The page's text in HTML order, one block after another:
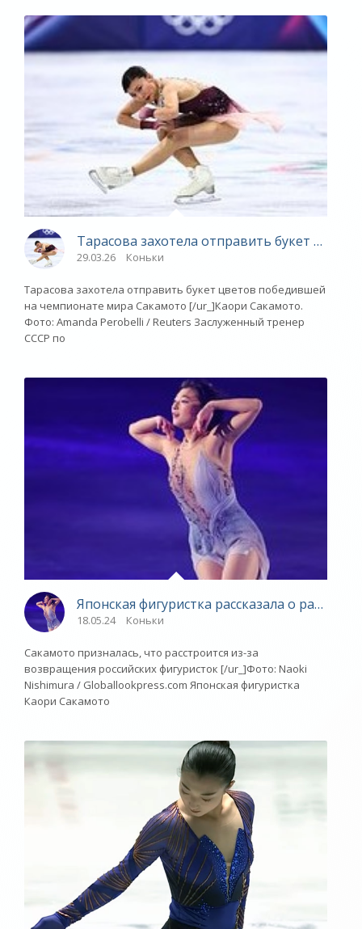
Тарасова захотела отправить букет
29.03.26 Коньки
Тарасова захотела отправить букет цветов победившей
на чемпионате мира Сакамото [/ur_]Каори Сакамото.
Фото: Amanda Perobelli / Reuters Заслуженный тренер
СССР по
Японская фигуристка рассказала о
18.05.24 Коньки
Сакамото призналась, что расстроится из-за
возвращения российских фигуристок [/ur_]Фото: Naoki
Nishimura / Globallookpress.com Японская фигуристка
Каори Сакамото